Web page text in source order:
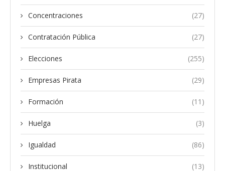
Concentraciones (27)
Contratación Pública (27)
Elecciones (255)
Empresas Pirata (29)
Formación (11)
Huelga (3)
Igualdad (86)
Institucional (13)